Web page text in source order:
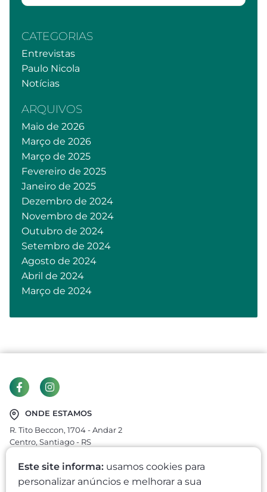
CATEGORIAS
Entrevistas
Paulo Nicola
Notícias
ARQUIVOS
Maio de 2026
Março de 2026
Março de 2025
Fevereiro de 2025
Janeiro de 2025
Dezembro de 2024
Novembro de 2024
Outubro de 2024
Setembro de 2024
Agosto de 2024
Abril de 2024
Março de 2024
ONDE ESTAMOS
R. Tito Beccon, 1704 - Andar 2
Centro, Santiago - RS
economiarural@outlook.com
nicolaagronegocios@gmail.com
Este site informa: usamos cookies para
personalizar anúncios e melhorar a sua